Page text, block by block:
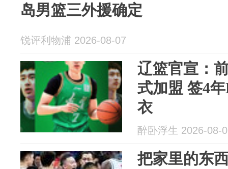
岛男篮三外援确定
锐评利物浦 2026-08-07
辽篮官宣：
式加盟 签4
衣
醉卧浮生 2026-08-
把家里的东